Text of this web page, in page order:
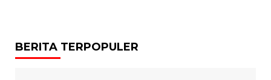
BERITA TERPOPULER